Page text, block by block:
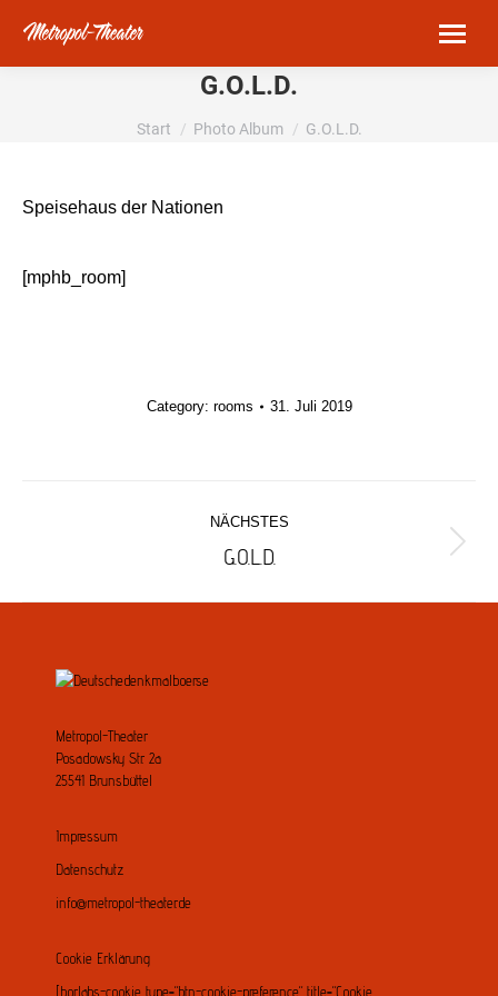
G.O.L.D.
Sie befinden sich hier:
Start Photo Album G.O.L.D.
Speisehaus der Nationen
[mphb_room]
Category: rooms 31. Juli 2019
NÄCHSTES
Nächstes
G.O.L.D.
Metropol-Theater
Posadowsky Str. 2a
25541 Brunsbüttel
Impressum
Datenschutz
info@metropol-theater.de
Cookie Erklärung
[borlabs-cookie type=“btn-cookie-preference“ title=“Cookie